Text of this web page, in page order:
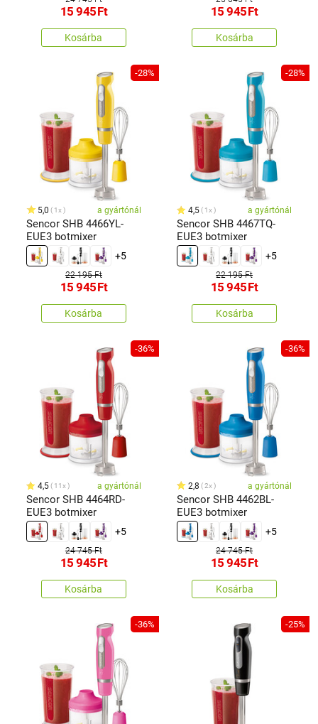
15 945Ft
Kosárba
15 945Ft
Kosárba
-28%
5,0 1x a gyártónál
Sencor SHB 4466YL-
EUE3 botmixer
+5
22 195 Ft
15 945Ft
Kosárba
-28%
4,5 1x a gyártónál
Sencor SHB 4467TQ-
EUE3 botmixer
+5
22 195 Ft
15 945Ft
Kosárba
-36%
4,5 11x a gyártónál
Sencor SHB 4464RD-
EUE3 botmixer
+5
24 745 Ft
15 945Ft
Kosárba
-36%
2,8 2x a gyártónál
Sencor SHB 4462BL-
EUE3 botmixer
+5
24 745 Ft
15 945Ft
Kosárba
-36% -25%